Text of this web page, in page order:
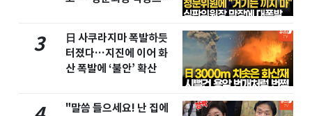
3
日 사쿠라지마 폭발하듯
터졌다…지진에 이어 화
산 폭발에 ‘불안’ 확산
"말씀 들으세요! 난 집에